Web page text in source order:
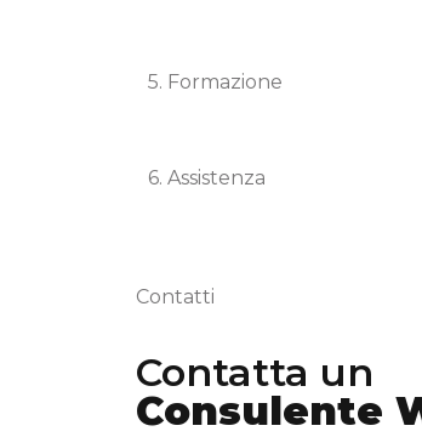
5. Formazione
6. Assistenza
Contatti
Contatta un
Consulente